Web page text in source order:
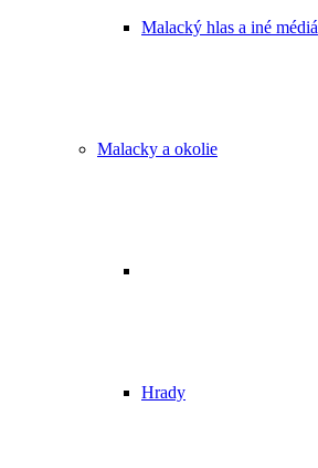
Malacký hlas a iné médiá
Malacky a okolie
Hrady